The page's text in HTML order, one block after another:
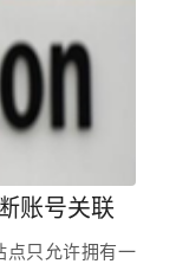
账号关联
点只允许拥有一